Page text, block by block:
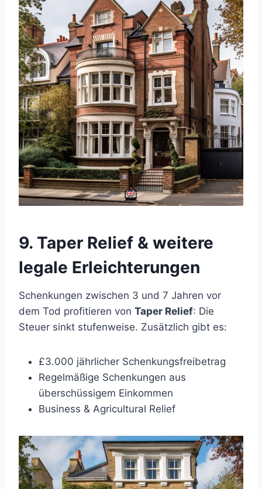
9. Taper Relief & weitere
legale Erleichterungen
Schenkungen zwischen 3 und 7 Jahren vor
dem Tod profitieren von Taper Relief: Die
Steuer sinkt stufenweise. Zusätzlich gibt es:
£3.000 jährlicher Schenkungsfreibetrag
Regelmäßige Schenkungen aus
überschüssigem Einkommen
Business & Agricultural Relief